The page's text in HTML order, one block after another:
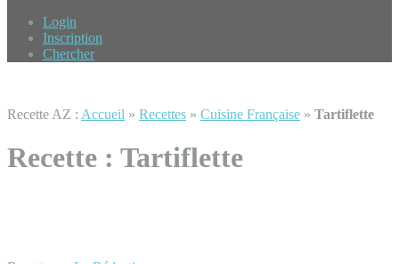
Login
Inscription
Chercher
Recette AZ : Accueil » Recettes » Cuisine Française » Tartiflette
Recette : Tartiflette